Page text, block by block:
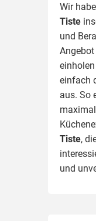
Wir
Tiste
und
einfach
aus. So
Tiste,
und